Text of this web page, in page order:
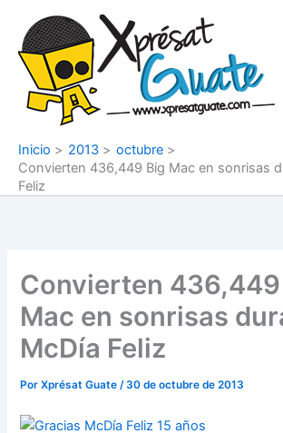
contenido
Inicio 2013
octubre
Convierten 436,449 Big Mac en sonrisas
Feliz
Convierten 436,449
Mac en sonrisas
McDía Feliz
PorXprésat Guate/30 de octubre de 2013